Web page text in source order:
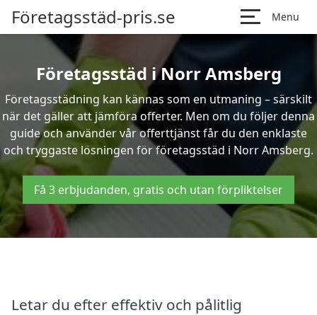
Företagsstäd-pris.se Menu
Företagsstäd i Norr Amsberg
Företagsstädning kan kännas som en utmaning – särskilt
när det gäller att jämföra offerter. Men om du följer denna
guide och använder vår offerttjänst får du den enklaste
och tryggaste lösningen för företagsstäd i Norr Amsberg.
Få 3 erbjudanden, gratis och utan förpliktelser
Letar du efter effektiv och pålitlig